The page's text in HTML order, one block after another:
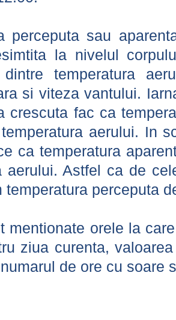
perceputa sau
la nivelul
dintre temperatura
si viteza vantului.
crescuta fac ca
aerului. In
ca temperatura
aerului. Astfel ca de
temperatura perceputa
mentionate orele la
ziua curenta,
de ore cu soare